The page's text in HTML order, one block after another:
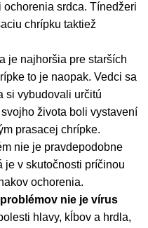
ochorenia srdca. Tínedžeri
chrípku taktiež
je najhoršia pre starších
to je naopak. Vedci sa
si vybudovali určitú
života boli vystavení
prasacej chrípke.
nie je pravdepodobne
je v skutočnosti príčinou
ochorenia.
nie je vírus
hlavy, kĺbov a hrdla,